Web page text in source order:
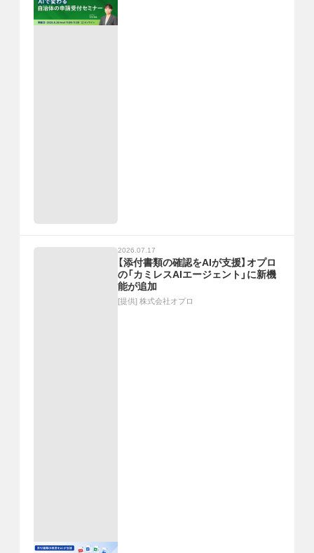
2026.07.17
【添付書類の確認をAIが支援】オプロ
の「カミレスAIエージェント」に新機
能が追加
[提供] 株式会社オプロ